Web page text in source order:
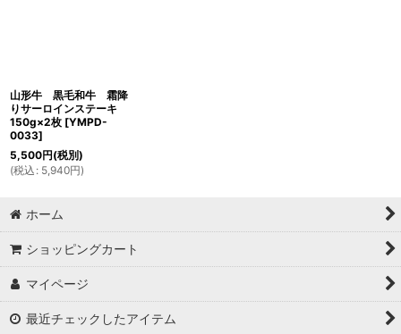
山形牛 黒毛和牛 霜降
りサーロインステーキ
150g×2枚 [YMPD-
0033]
5,500円(税別)
(税込 : 5,940円)
ホーム
ショッピングカート
マイページ
最近チェックしたアイテム